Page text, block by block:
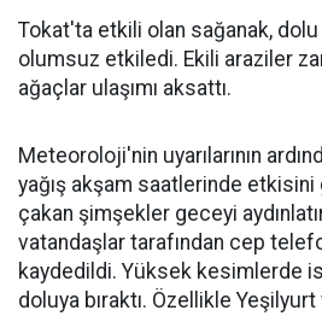
Tokat'ta etkili olan sağanak, dolu
olumsuz etkiledi. Ekili araziler
ağaçlar ulaşımı aksattı.
Meteoroloji'nin uyarılarının
yağış akşam saatlerinde etkisini
çakan şimşekler geceyi
vatandaşlar tarafından cep
kaydedildi. Yüksek kesimlerde
doluya bıraktı. Özellikle